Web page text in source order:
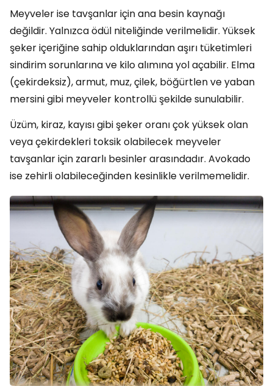
Meyveler ise tavşanlar için ana besin kaynağı
değildir. Yalnızca ödül niteliğinde verilmelidir. Yüksek
şeker içeriğine sahip olduklarından aşırı tüketimleri
sindirim sorunlarına ve kilo alımına yol açabilir. Elma
(çekirdeksiz), armut, muz, çilek, böğürtlen ve yaban
mersini gibi meyveler kontrollü şekilde sunulabilir.
Üzüm, kiraz, kayısı gibi şeker oranı çok yüksek olan
veya çekirdekleri toksik olabilecek meyveler
tavşanlar için zararlı besinler arasındadır. Avokado
ise zehirli olabileceğinden kesinlikle verilmemelidir.